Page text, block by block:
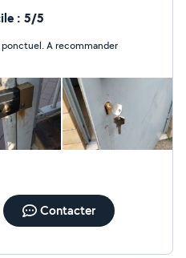
porte fenêtre volet
de meubles petits
de parquet flottant etc.... je
fenêtres et de vitrages
véranda et SAS d entrée.
petit travaux de bricolage
.je suis joignable EMDS
: 5/5
ponctuel. A recommander
Contacter